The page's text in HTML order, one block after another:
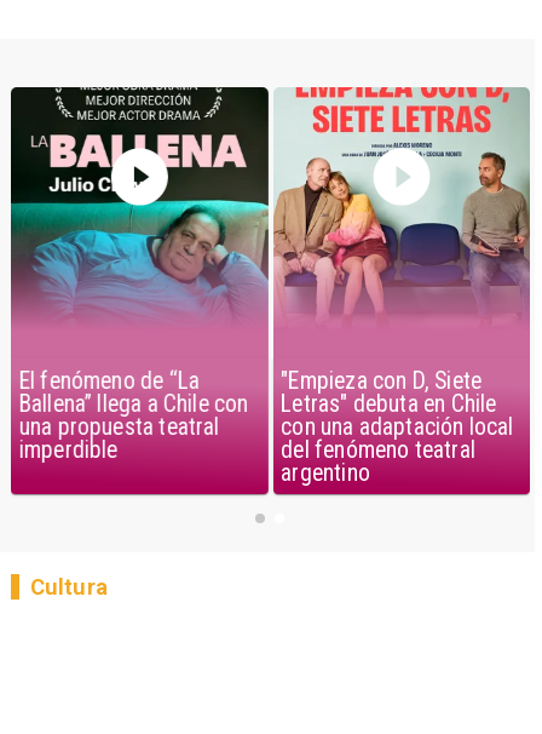
El fenómeno de “La
Ballena” llega a Chile con
una propuesta teatral
imperdible
"Empieza con D, Siete
Letras" debuta en Chile
con una adaptación local
del fenómeno teatral
argentino
Cultura